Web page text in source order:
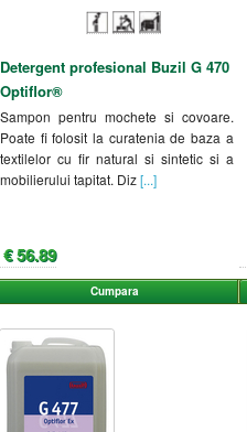
Detergent profesional Buzil G 470
Optiflor®
Sampon pentru mochete si covoare.
Poate fi folosit la curatenia de baza a
textilelor cu fir natural si sintetic si a
mobilierului tapitat. Diz[...]
€ 56.89
Cumpara